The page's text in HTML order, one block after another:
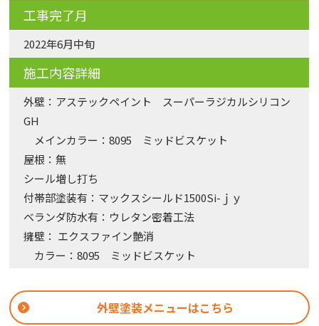
工事完了月
2022年6月中旬
施工内容詳細
外壁：アステックペイント スーパーラジカルシリコン
GH
メインカラー：8095 ミッドビスケット
屋根：無
シール増し打ち
付帯部塗装有：マックスシールド1500Si-ｊｙ
ベランダ防水有：ウレタン密着工法
擁壁： エクスファイン艶消
カラー：8095 ミッドビスケット
外壁塗装メニューはこちら